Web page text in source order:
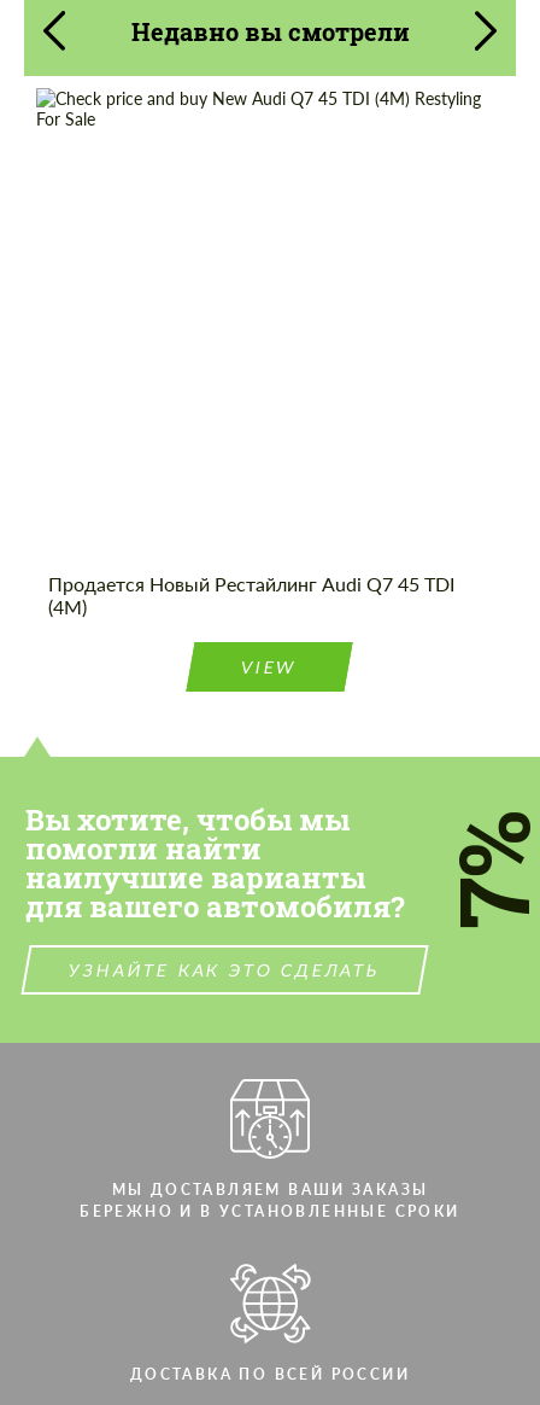
Недавно вы смотрели
Продается Новый Рестайлинг Audi Q7 45 TDI
(4M)
VIEW
Вы хотите, чтобы мы
помогли найти
наилучшие варианты
для вашего автомобиля?
УЗНАЙТЕ КАК ЭТО СДЕЛАТЬ
МЫ ДОСТАВЛЯЕМ ВАШИ ЗАКАЗЫ
БЕРЕЖНО И В УСТАНОВЛЕННЫЕ СРОКИ
ДОСТАВКА ПО ВСЕЙ РОССИИ